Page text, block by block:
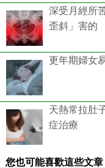
深受月經所
歪斜」害的
更年期婦女
天熱常拉肚
症治療
您也可能喜歡這些文章